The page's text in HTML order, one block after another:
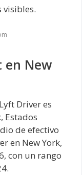
visibles.
en New
Driver es
Estados
de efectivo
en New York,
con un rango